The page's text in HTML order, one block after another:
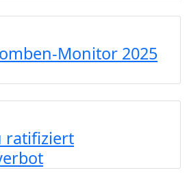
Monitor 2025
ratifiziert